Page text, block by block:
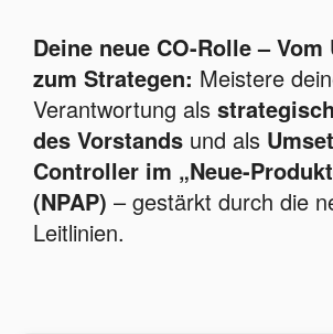
Deine neue CO-Rolle –
zum Strategen: Meistere
Verantwortung als
des Vorstands und als
Controller im „Neue-
(NPAP) – gestärkt durch die
Leitlinien.